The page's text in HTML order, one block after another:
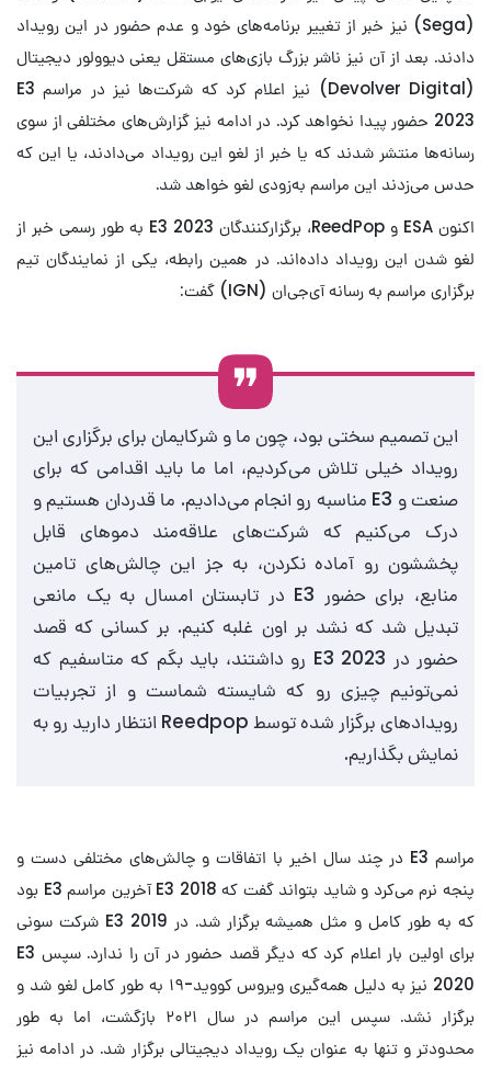
(Sega) نیز خبر از تغییر برنامه‌های خود و عدم حضور در این رویداد
دادند. بعد از آن نیز ناشر بزرگ بازی‌های مستقل یعنی دیوولور دیجیتال
(Devolver Digital) نیز اعلام کرد که شرکت‌ها نیز در مراسم E3
2023 حضور پیدا نخواهد کرد. در ادامه نیز گزارش‌های مختلفی از سوی
رسانه‌ها منتشر شدند که یا خبر از لغو این رویداد می‌دادند، یا این که
حدس می‌زدند این مراسم به‌زودی لغو خواهد شد.
اکنون ESA و ReedPop، برگزارکنندگان E3 2023 به طور رسمی خبر از
لغو شدن این رویداد داده‌اند. در همین رابطه، یکی از نمایندگان تیم
برگزاری مراسم به رسانه آی‌جی‌ان (IGN) گفت:
این تصمیم سختی بود، چون ما و شرکایمان برای برگزاری این
رویداد خیلی تلاش می‌کردیم، اما ما باید اقدامی که برای
صنعت و E3 مناسبه رو انجام می‌دادیم. ما قدردان هستیم و
درک می‌کنیم که شرکت‌های علاقه‌مند دموهای قابل
پخششون رو آماده نکردن، به جز این چالش‌های تامین
منابع، برای حضور E3 در تابستان امسال به یک مانعی
تبدیل شد که نشد بر اون غلبه کنیم. بر کسانی که قصد
حضور در E3 2023 رو داشتند، باید بگم که متاسفیم که
نمی‌تونیم چیزی رو که شایسته شماست و از تجربیات
رویدادهای برگزار شده توسط Reedpop انتظار دارید رو به
نمایش بگذاریم.
مراسم E3 در چند سال اخیر با اتفاقات و چالش‌های مختلفی دست و
پنجه نرم می‌کرد و شاید بتواند گفت که E3 2018 آخرین مراسم E3 بود
که به طور کامل و مثل همیشه برگزار شد. در E3 2019 شرکت سونی
برای اولین بار اعلام کرد که دیگر قصد حضور در آن را ندارد. سپس E3
2020 نیز به دلیل همه‌گیری ویروس کووید-۱۹ به طور کامل لغو شد و
برگزار نشد. سپس این مراسم در سال ۲۰۲۱ بازگشت، اما به طور
محدودتر و تنها به عنوان یک رویداد دیجیتالی برگزار شد. در ادامه نیز